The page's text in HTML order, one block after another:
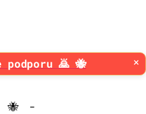
×
podporu 🙇 🐝
🐝 -